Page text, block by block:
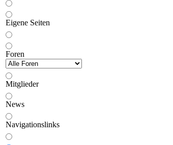
Eigene Seiten
Foren
Mitglieder
News
Navigationslinks